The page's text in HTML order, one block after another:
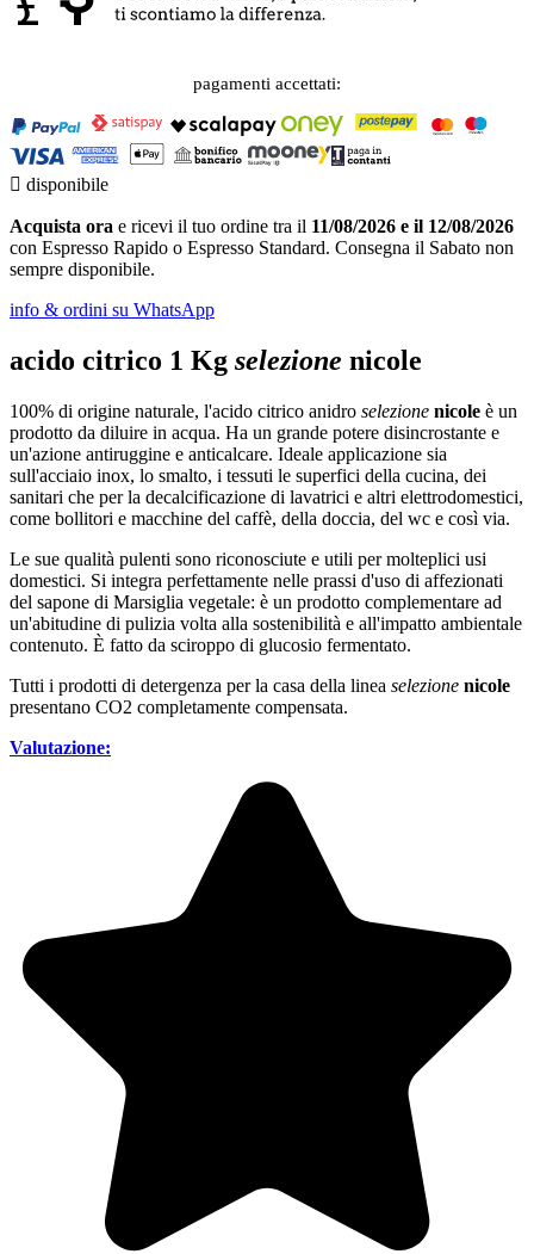
pagamenti accettati:
 disponibile
Acquista ora e ricevi il tuo ordine tra il 11/08/2026 e il 12/08/2026
con Espresso Rapido o Espresso Standard. Consegna il Sabato non
sempre disponibile.
info & ordini su WhatsApp
acido citrico 1 Kg selezione nicole
100% di origine naturale, l'acido citrico anidro selezione nicole è un
prodotto da diluire in acqua. Ha un grande potere disincrostante e
un'azione antiruggine e anticalcare. Ideale applicazione sia
sull'acciaio inox, lo smalto, i tessuti le superfici della cucina, dei
sanitari che per la decalcificazione di lavatrici e altri elettrodomestici,
come bollitori e macchine del caffè, della doccia, del wc e così via.
Le sue qualità pulenti sono riconosciute e utili per molteplici usi
domestici. Si integra perfettamente nelle prassi d'uso di affezionati
del sapone di Marsiglia vegetale: è un prodotto complementare ad
un'abitudine di pulizia volta alla sostenibilità e all'impatto ambientale
contenuto. È fatto da sciroppo di glucosio fermentato.
Tutti i prodotti di detergenza per la casa della linea selezione nicole
presentano CO2 completamente compensata.
Valutazione: